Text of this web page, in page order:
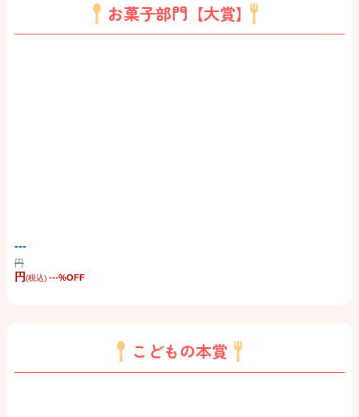
お菓子部門【大賞】
---
円
円(税込) ---%OFF
こどもの本賞